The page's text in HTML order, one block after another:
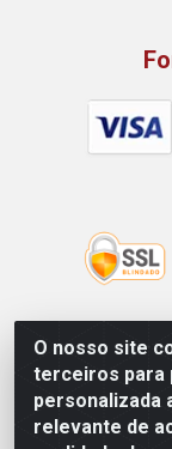
O nosso site
terceiros para
personalizada
relevante de
Rio Vermelho
153, KM 52
Anápolis/GO -